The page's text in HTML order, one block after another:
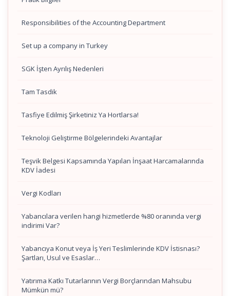
Responsibilities of the Accounting Department
Set up a company in Turkey
SGK İşten Ayrılış Nedenleri
Tam Tasdik
Tasfiye Edilmiş Şirketiniz Ya Hortlarsa!
Teknoloji Geliştirme Bölgelerindeki Avantajlar
Teşvik Belgesi Kapsamında Yapılan İnşaat Harcamalarında
KDV İadesi
Vergi Kodları
Yabancılara verilen hangi hizmetlerde %80 oranında vergi
indirimi Var?
Yabancıya Konut veya İş Yeri Teslimlerinde KDV İstisnası?
Şartları, Usul ve Esaslar…
Yatırıma Katkı Tutarlarının Vergi Borçlarından Mahsubu
Mümkün mü?